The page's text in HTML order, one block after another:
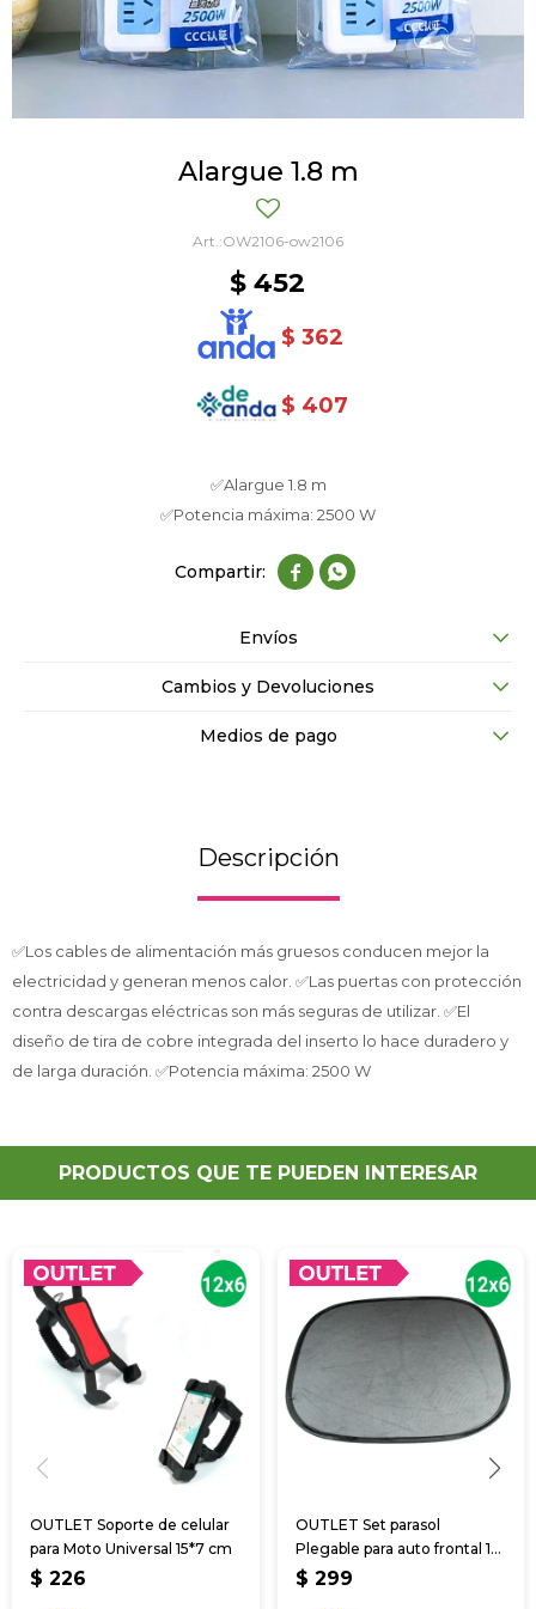
Alargue 1.8 m
OW2106-ow2106
$ 452
$ 362
$ 407
✅Alargue 1.8 m
✅Potencia máxima: 2500 W
 
Envíos
Cambios y Devoluciones
Medios de pago
Descripción
✅Los cables de alimentación más gruesos conducen mejor la
electricidad y generan menos calor. ✅Las puertas con protección
contra descargas eléctricas son más seguras de utilizar. ✅El
diseño de tira de cobre integrada del inserto lo hace duradero y
de larga duración. ✅Potencia máxima: 2500 W
PRODUCTOS QUE TE PUEDEN INTERESAR
OUTLET Soporte de celular
para Moto Universal 15*7 cm
$ 226
OUTLET Set parasol
Plegable para auto frontal 1
laterales 4
$ 299